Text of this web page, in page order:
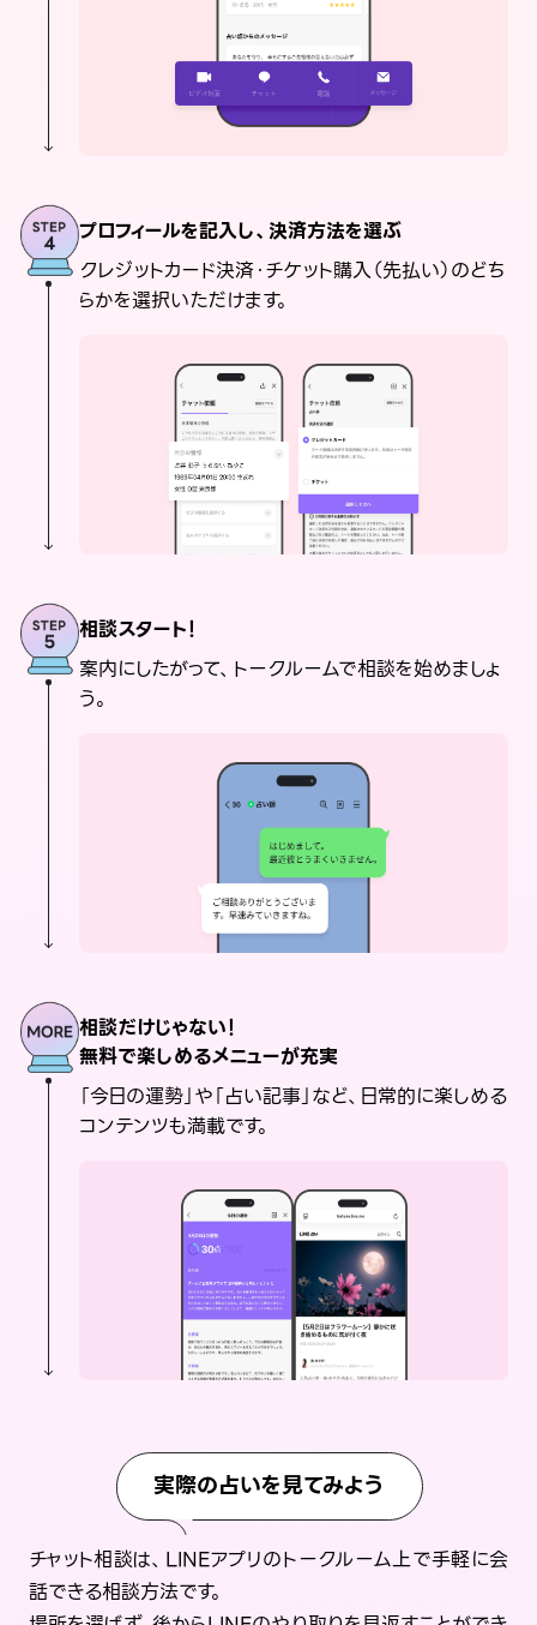
プロフィールを記入し、決済方法を選ぶ
クレジットカード決済・チケット購入（先払い）のどち
らかを選択いただけます。
相談スタート！
案内にしたがって、トークルームで相談を始めましょ
う。
相談だけじゃない！
無料で楽しめるメニューが充実
「今日の運勢」や「占い記事」など、日常的に楽しめる
コンテンツも満載です。
実際の占いを見てみよう
チャット相談は、LINEアプリのトークルーム上で手軽に会
話できる相談方法です。